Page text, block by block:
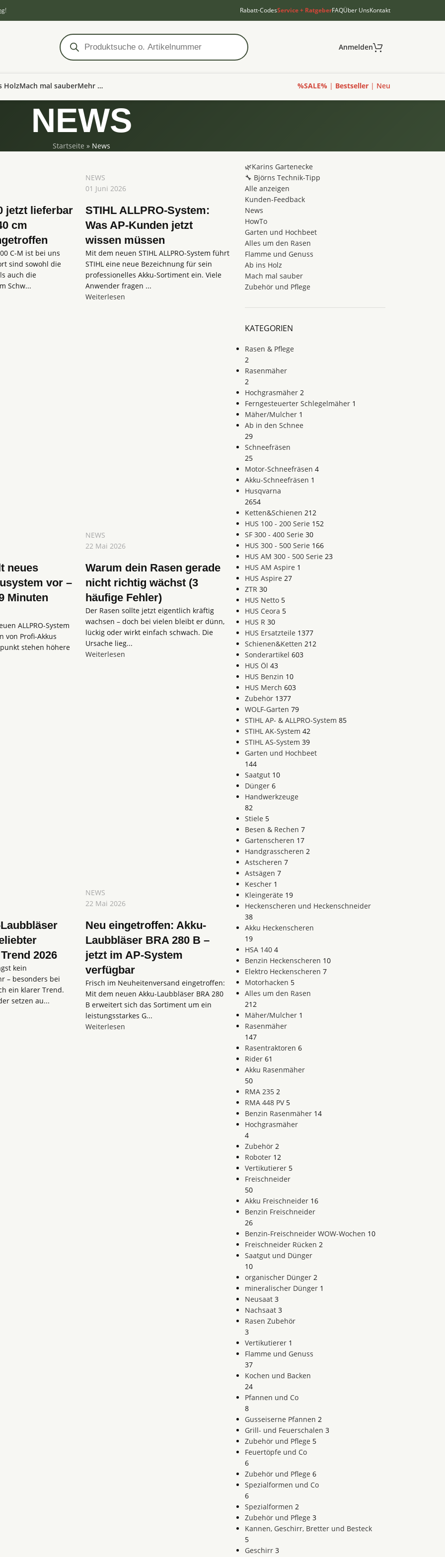
! Rabatt-CodesService + RatgeberFAQÜber UnsKontakt
Anmelden
HolzMach mal sauberMehr … %SALE% | Bestseller | Neu
NEWS
Startseite » News
jetzt lieferbar
cm
C-M ist bei uns
sind sowohl die
auch die
Schw...
NEWS
01 Juni 2026
STIHL ALLPRO-System:
Was AP-Kunden jetzt
wissen müssen
Mit dem neuen STIHL ALLPRO-System führt
STIHL eine neue Bezeichnung für sein
professionelles Akku-Sortiment ein. Viele
Anwender fragen ...
Weiterlesen
neues
vor –
Minuten
ALLPRO-System
von Profi-Akkus
stehen höhere
NEWS
22 Mai 2026
Warum dein Rasen gerade
nicht richtig wächst (3
häufige Fehler)
Der Rasen sollte jetzt eigentlich kräftig
wachsen – doch bei vielen bleibt er dünn,
lückig oder wirkt einfach schwach. Die
Ursache lieg...
Weiterlesen
2026
kein
– besonders bei
ein klarer Trend.
setzen au...
NEWS
22 Mai 2026
Neu eingetroffen: Akku-
Laubbläser BRA 280 B –
jetzt im AP-System
verfügbar
Frisch im Neuheitenversand eingetroffen:
Mit dem neuen Akku-Laubbläser BRA 280
B erweitert sich das Sortiment um ein
leistungsstarkes G...
Weiterlesen
🌿Karins Gartenecke
🔧 Björns Technik-Tipp
Alle anzeigen
Kunden-Feedback
News
HowTo
Garten und Hochbeet
Alles um den Rasen
Flamme und Genuss
Ab ins Holz
Mach mal sauber
Zubehör und Pflege
KATEGORIEN
Rasen & Pflege
2
Rasenmäher
2
Hochgrasmäher 2
Ferngesteuerter Schlegelmäher 1
Mäher/Mulcher 1
Ab in den Schnee
29
Schneefräsen
25
Motor-Schneefräsen 4
Akku-Schneefräsen 1
Husqvarna
2654
Ketten&Schienen 212
HUS 100 - 200 Serie 152
SF 300 - 400 Serie 30
HUS 300 - 500 Serie 166
HUS AM 300 - 500 Serie 23
HUS AM Aspire 1
HUS Aspire 27
ZTR 30
HUS Netto 5
HUS Ceora 5
HUS R 30
HUS Ersatzteile 1377
Schienen&Ketten 212
Sonderartikel 603
HUS Öl 43
HUS Benzin 10
HUS Merch 603
Zubehör 1377
WOLF-Garten 79
STIHL AP- & ALLPRO-System 85
STIHL AK-System 42
STIHL AS-System 39
Garten und Hochbeet
144
Saatgut 10
Dünger 6
Handwerkzeuge
82
Stiele 5
Besen & Rechen 7
Gartenscheren 17
Handgrasscheren 2
Astscheren 7
Astsägen 7
Kescher 1
Kleingeräte 19
Heckenscheren und Heckenschneider
38
Akku Heckenscheren
19
HSA 140 4
Benzin Heckenscheren 10
Elektro Heckenscheren 7
Motorhacken 5
Alles um den Rasen
212
Mäher/Mulcher 1
Rasenmäher
147
Rasentraktoren 6
Rider 61
Akku Rasenmäher
50
RMA 235 2
RMA 448 PV 5
Benzin Rasenmäher 14
Hochgrasmäher
4
Zubehör 2
Roboter 12
Vertikutierer 5
Freischneider
50
Akku Freischneider 16
Benzin Freischneider
26
Benzin-Freischneider WOW-Wochen 10
Freischneider Rücken 2
Saatgut und Dünger
10
organischer Dünger 2
mineralischer Dünger 1
Neusaat 3
Nachsaat 3
Rasen Zubehör
3
Vertikutierer 1
Flamme und Genuss
37
Kochen und Backen
24
Pfannen und Co
8
Gusseiserne Pfannen 2
Grill- und Feuerschalen 3
Zubehör und Pflege 5
Feuertöpfe und Co
6
Zubehör und Pflege 6
Spezialformen und Co
6
Spezialformen 2
Zubehör und Pflege 3
Kannen, Geschirr, Bretter und Besteck
5
Geschirr 3